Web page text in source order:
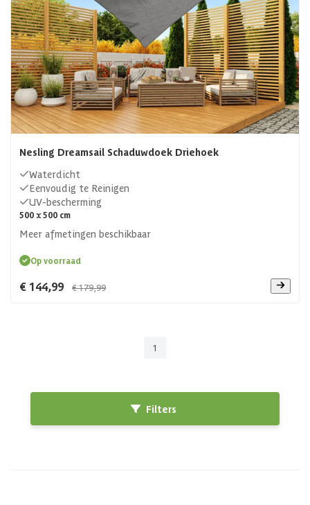
Nesling Dreamsail Schaduwdoek Driehoek
Waterdicht
Eenvoudig te Reinigen
UV-bescherming
500 x 500 cm
Meer afmetingen beschikbaar
Op voorraad
€ 144,99 € 179,99
1
Filters